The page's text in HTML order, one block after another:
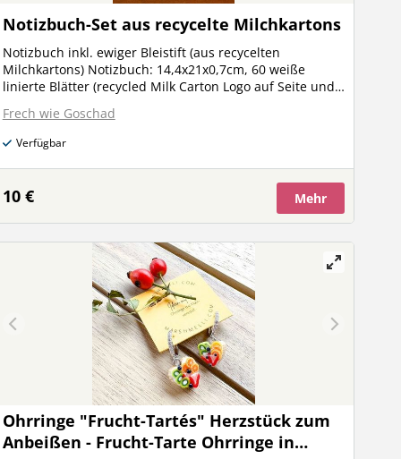
Notizbuch-Set aus recycelte Milchkartons
Notizbuch inkl. ewiger Bleistift (aus recycelten
Milchkartons) Notizbuch: 14,4x21x0,7cm, 60 weiße
linierte Blätter (recycled Milk Carton Logo auf Seite und
mit Radiergummi (recycled Milk Carton Logo oben)
Bleistift darf nicht gespitzt werden! Spitze ist 'ewig'
Beide Artikel sind aus recycelten Milchkarton hergestellt
Gerne auch mit deinem eigenen Spruch oder Design
verziert-melde dich einfach bei mir
Frech wie Goschad
Verfügbar
10 € Mehr
Ohrringe "Frucht-Tartés" Herzstück zum
Anbeißen - Frucht-Tarte Ohrringe in